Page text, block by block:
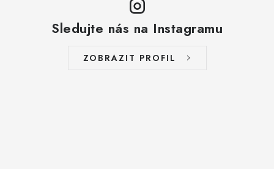
Sledujte nás na Instagramu
ZOBRAZIT PROFIL